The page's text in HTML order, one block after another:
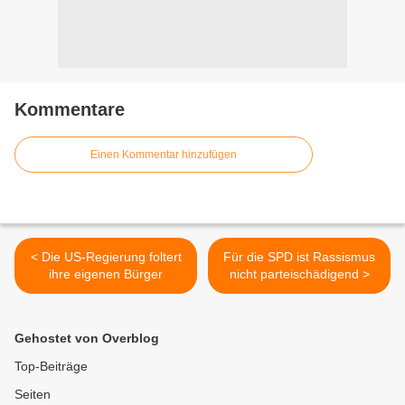
Kommentare
Einen Kommentar hinzufügen
< Die US-Regierung foltert
ihre eigenen Bürger
Für die SPD ist Rassismus
nicht parteischädigend >
Gehostet von Overblog
Top-Beiträge
Seiten